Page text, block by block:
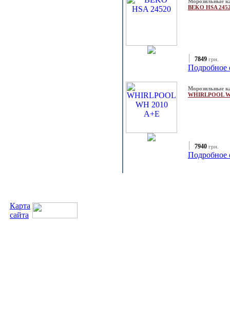
BEKO HSA
7849 грн.
Подробное
Морозильные
WHIRLPOOL
7940 грн.
Подробное
Карта
сайта